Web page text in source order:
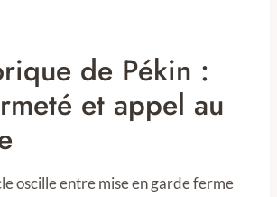
de Pékin :
et appel au
oscille entre mise en garde ferme